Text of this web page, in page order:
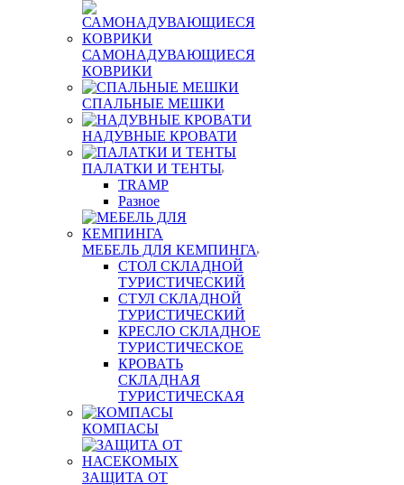
САМОНАДУВАЮЩИЕСЯ
КОВРИКИ
СПАЛЬНЫЕ МЕШКИ
НАДУВНЫЕ КРОВАТИ
ПАЛАТКИ И ТЕНТЫ
TRAMP
Разное
МЕБЕЛЬ ДЛЯ КЕМПИНГА
СТОЛ СКЛАДНОЙ
ТУРИСТИЧЕСКИЙ
СТУЛ СКЛАДНОЙ
ТУРИСТИЧЕСКИЙ
КРЕСЛО СКЛАДНОЕ
ТУРИСТИЧЕСКОЕ
КРОВАТЬ
СКЛАДНАЯ
ТУРИСТИЧЕСКАЯ
КОМПАСЫ
ЗАЩИТА ОТ